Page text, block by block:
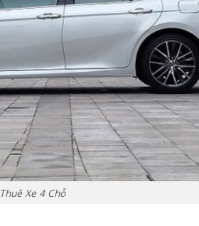
Thuê Xe 4 Chỗ